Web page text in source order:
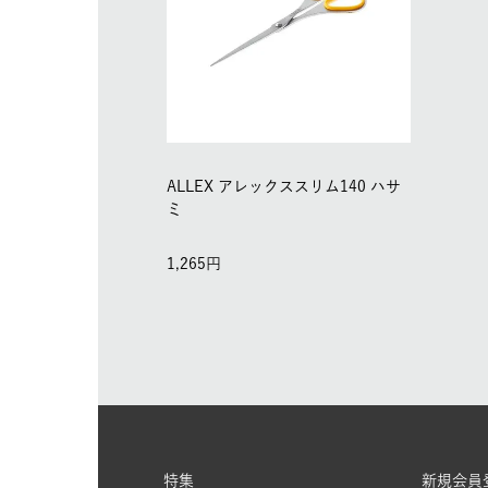
ALLEX アレックススリム140 ハサ
ミ
1,265
特集 新規会員